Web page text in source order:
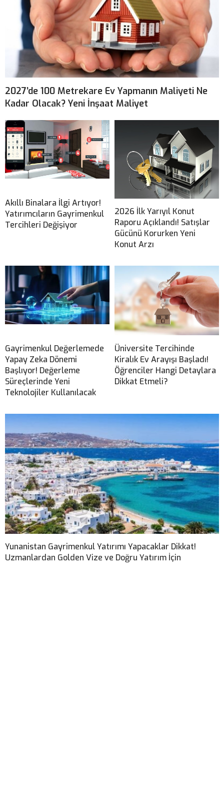
2027’de 100 Metrekare Ev Yapmanın Maliyeti Ne
Kadar Olacak? Yeni İnşaat Maliyet
Akıllı Binalara İlgi Artıyor!
Yatırımcıların Gayrimenkul
Tercihleri Değişiyor
2026 İlk Yarıyıl Konut
Raporu Açıklandı! Satışlar
Gücünü Korurken Yeni
Konut Arzı
Gayrimenkul Değerlemede
Yapay Zeka Dönemi
Başlıyor! Değerleme
Süreçlerinde Yeni
Teknolojiler Kullanılacak
Üniversite Tercihinde
Kiralık Ev Arayışı Başladı!
Öğrenciler Hangi Detaylara
Dikkat Etmeli?
Yunanistan Gayrimenkul Yatırımı Yapacaklar Dikkat!
Uzmanlardan Golden Vize ve Doğru Yatırım İçin